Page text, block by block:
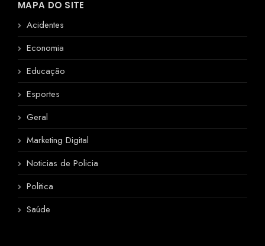
MAPA DO SITE
Acidentes
Economia
Educação
Esportes
Geral
Marketing Digital
Noticias de Policia
Politica
Saúde